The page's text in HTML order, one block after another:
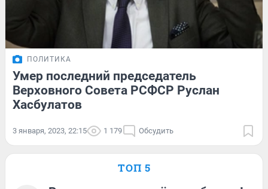
ПОЛИТИКА
Умер последний председатель
Верховного Совета РСФСР Руслан
Хасбулатов
3 января, 2023, 22:15 1 179 Обсудить
ТОП 5